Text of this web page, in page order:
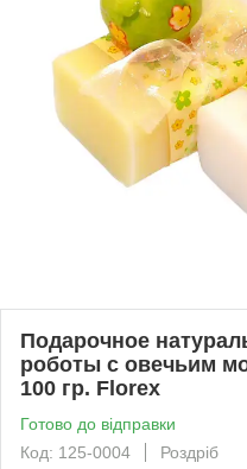
Подарочное
роботы с овечьим
100 гр. Florex
Готово до відправки
Код: 125-0004
Роздріб